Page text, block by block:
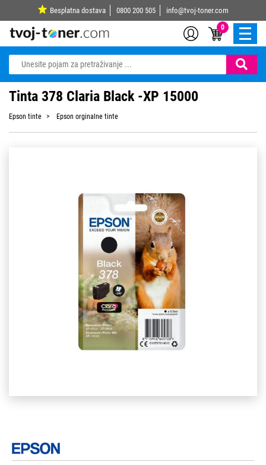
Besplatna dostava 0800 200 505 info@tvoj-toner.com
0
Tinta 378 Claria Black -XP 15000
Epson tinte Epson orginalne tinte